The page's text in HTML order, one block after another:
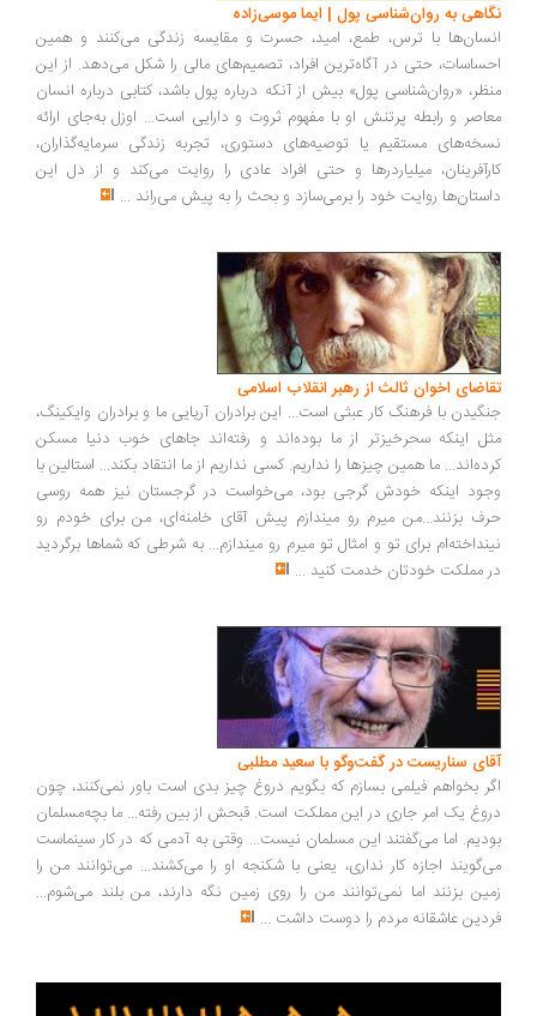
به روان‌شناسی پول | ایما موسی‌زاده
با ترس، طمع، امید، حسرت و مقایسه زندگی می‌کنند و همین
حتی در آگاه‌ترین افراد، تصمیم‌های مالی را شکل می‌دهد. از این
«روان‌شناسی پول» بیش از آنکه درباره پول باشد، کتابی درباره انسان
و رابطه پرتنش او با مفهوم ثروت و دارایی است... اوزل به‌جای ارائه
مستقیم یا توصیه‌های دستوری، تجربه زندگی سرمایه‌گذاران،
میلیاردرها و حتی افراد عادی را روایت می‌کند و از دل این
روایت خود را برمی‌سازد و بحث را به پیش می‌راند...
اخوان ثالث از رهبر انقلاب اسلامی
با فرهنگ کار عبثی است... این برادران آریایی ما و برادران وایکینگ،
اینکه سحرخیزتر از ما بوده‌اند و رفته‌اند جاهای خوب دنیا مسکن
ما همین چیزها را نداریم. کسی نداریم از ما انتقاد بکند... استالین با
اینکه خودش گرجی بود، می‌خواست در گرجستان نیز همه روسی
بزنند...من میرم رو میندازم پیش آقای خامنه‌ای، من برای خودم رو
برای تو و امثال تو میرم رو میندازم... به شرطی که شماها برگردید
مملکت خودتان خدمت کنید...
سناریست در گفت‌وگو با سعید مطلبی
بخواهم فیلمی بسازم که بگویم دروغ چیز بدی است باور نمی‌کنند، چون
یک امر جاری در این مملکت است. قبحش از بین رفته... ما بچه‌مسلمان
اما می‌گفتند این مسلمان نیست... وقتی به آدمی که در کار سینماست
اجازه کار نداری، یعنی با شکنجه او را می‌کشند... می‌توانند من را
بزنند اما نمی‌توانند من را روی زمین نگه دارند، من بلند می‌شوم...
عاشقانه مردم را دوست داشت ...